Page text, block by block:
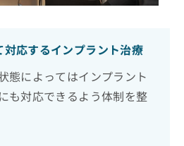
応するインプラント治療
態によってはインプラント
も対応できるよう体制を整